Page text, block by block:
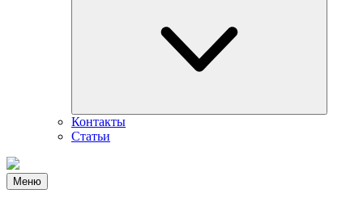
Контакты
Статьи
Меню